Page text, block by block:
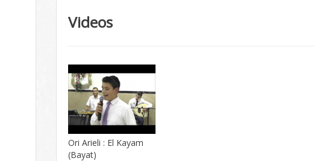
Videos
Ori Arieli : El Kayam
(Bayat)